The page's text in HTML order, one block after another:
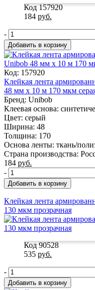
Код 157920
184 руб.
-
Добавить в корзину
Код: 157920
Клейкая лента
48 мм х 10 м 170 мкм
Бренд: Unibob
Клеевая основа:
Цвет: серый
Ширина: 48
Толщина: 170
Основа ленты: ткань/
Страна производства:
184 руб.
-
Добавить в корзину
Клейкая лента
130 мкм прозрачная
Код 90528
535 руб.
-
Добавить в корзину